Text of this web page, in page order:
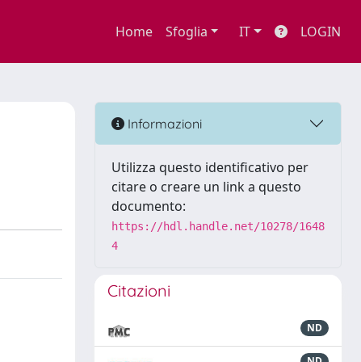
Home Sfoglia IT LOGIN
Informazioni
Utilizza questo identificativo per
citare o creare un link a questo
documento:
https://hdl.handle.net/10278/1648
4
Citazioni
ND